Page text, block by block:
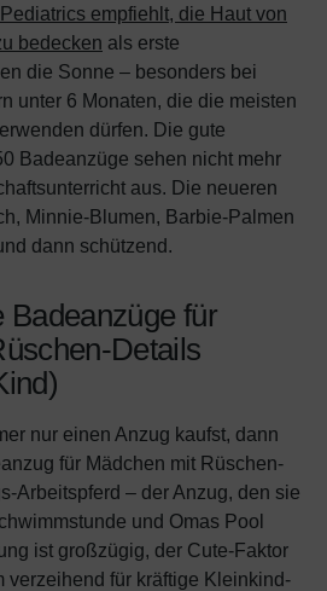
empfiehlt, die Haut von
bedecken als erste
die Sonne – besonders bei
unter 6 Monaten, die die meisten
dürfen. Die gute
Badeanzüge sehen nicht mehr
aus. Die neueren
Minnie-Blumen, Barbie-Palmen
dann schützend.
Badeanzüge für
Details
nur einen Anzug kaufst, dann
für Mädchen mit Rüschen-
Arbeitspferd – der Anzug, den sie
und Omas Pool
ist großzügig, der Cute-Faktor
verzeihend für kräftige Kleinkind-